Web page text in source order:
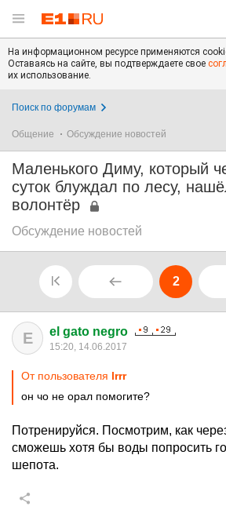
На информационном ресурсе применяются
Оставаясь на сайте, вы подтверждаете свое
их использование.
Поиск по форумам
Общение Обсуждение новостей
Маленького Диму, который
суток блуждал по лесу,
волонтёр
Обсуждение новостей
2
E el gato negro
15:20, 14.06.2017
От пользователя lrrr
он чо не орал помогите?
Потренируйся. Посмотрим, как
сможешь хотя бы воды попросить
шепота.